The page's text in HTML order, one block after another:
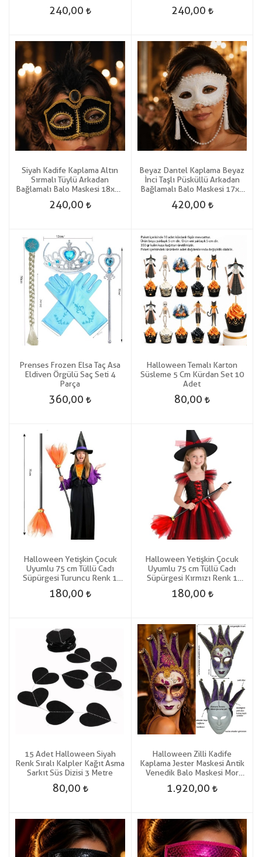
240,00 240,00
Siyah Kadife Kaplama Altın
Sırmalı Tüylü Arkadan
Bağlamalı Balo Maskesi 18x23
Cm
240,00
Beyaz Dantel Kaplama Beyaz
İnci Taşlı Püsküllü Arkadan
Bağlamalı Balo Maskesi 17x8
Cm
420,00
Prenses Frozen Elsa Taç Asa
Eldiven Örgülü Saç Seti 4
Parça
360,00
Halloween Temalı Karton
Süsleme 5 Cm Kürdan Set 10
Adet
80,00
Halloween Yetişkin Çocuk
Uyumlu 75 cm Tüllü Cadı
Süpürgesi Turuncu Renk 1
Adet
180,00
Halloween Yetişkin Çocuk
Uyumlu 75 cm Tüllü Cadı
Süpürgesi Kırmızı Renk 1
Adet
180,00
15 Adet Halloween Siyah
Renk Sıralı Kalpler Kağıt Asma
Sarkıt Süs Dizisi 3 Metre
80,00
Halloween Zilli Kadife
Kaplama Jester Maskesi Antik
Venedik Balo Maskesi Mor
1.920,00